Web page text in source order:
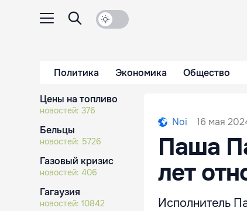
Политика Экономика Общество
Цены на топливо
новостей: 376
Бельцы
новостей: 5726
Газовый кризис
новостей: 406
Гагаузия
новостей: 10842
Noi 16 мая
Паша
лет
Исполнитель